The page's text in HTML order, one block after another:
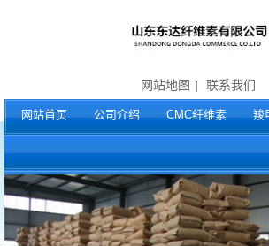
网站地图 | 联系我们
网站首页 公司介绍 CMC纤维素 羧